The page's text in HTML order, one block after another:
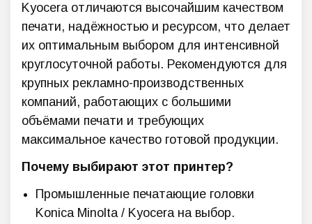
Kyocera отличаются высочайшим качеством
печати, надёжностью и ресурсом, что делает
их оптимальным выбором для интенсивной
круглосуточной работы. Рекомендуются для
крупных рекламно-производственных
компаний, работающих с большими
объёмами печати и требующих
максимальное качество готовой продукции.
Почему выбирают этот принтер?
Промышленные печатающие головки
Konica Minolta / Kyocera на выбор.